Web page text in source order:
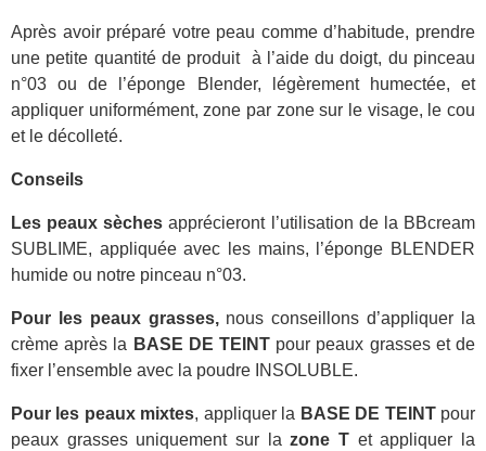
Après avoir préparé votre peau comme d’habitude, prendre
une petite quantité de produit à l’aide du doigt, du pinceau
n°03 ou de l’éponge Blender, légèrement humectée, et
appliquer uniformément, zone par zone sur le visage, le cou
et le décolleté.
Conseils
Les peaux sèches apprécieront l’utilisation de la BBcream
SUBLIME, appliquée avec les mains, l’éponge BLENDER
humide ou notre pinceau n°03.
Pour les peaux grasses,nous conseillons d’appliquer la
crème après la BASE DE TEINT pour peaux grasses et de
fixer l’ensemble avec la poudre INSOLUBLE.
Pour les peaux mixtes, appliquer la BASE DE TEINTpour
peaux grasses uniquement sur lazone T et appliquer la